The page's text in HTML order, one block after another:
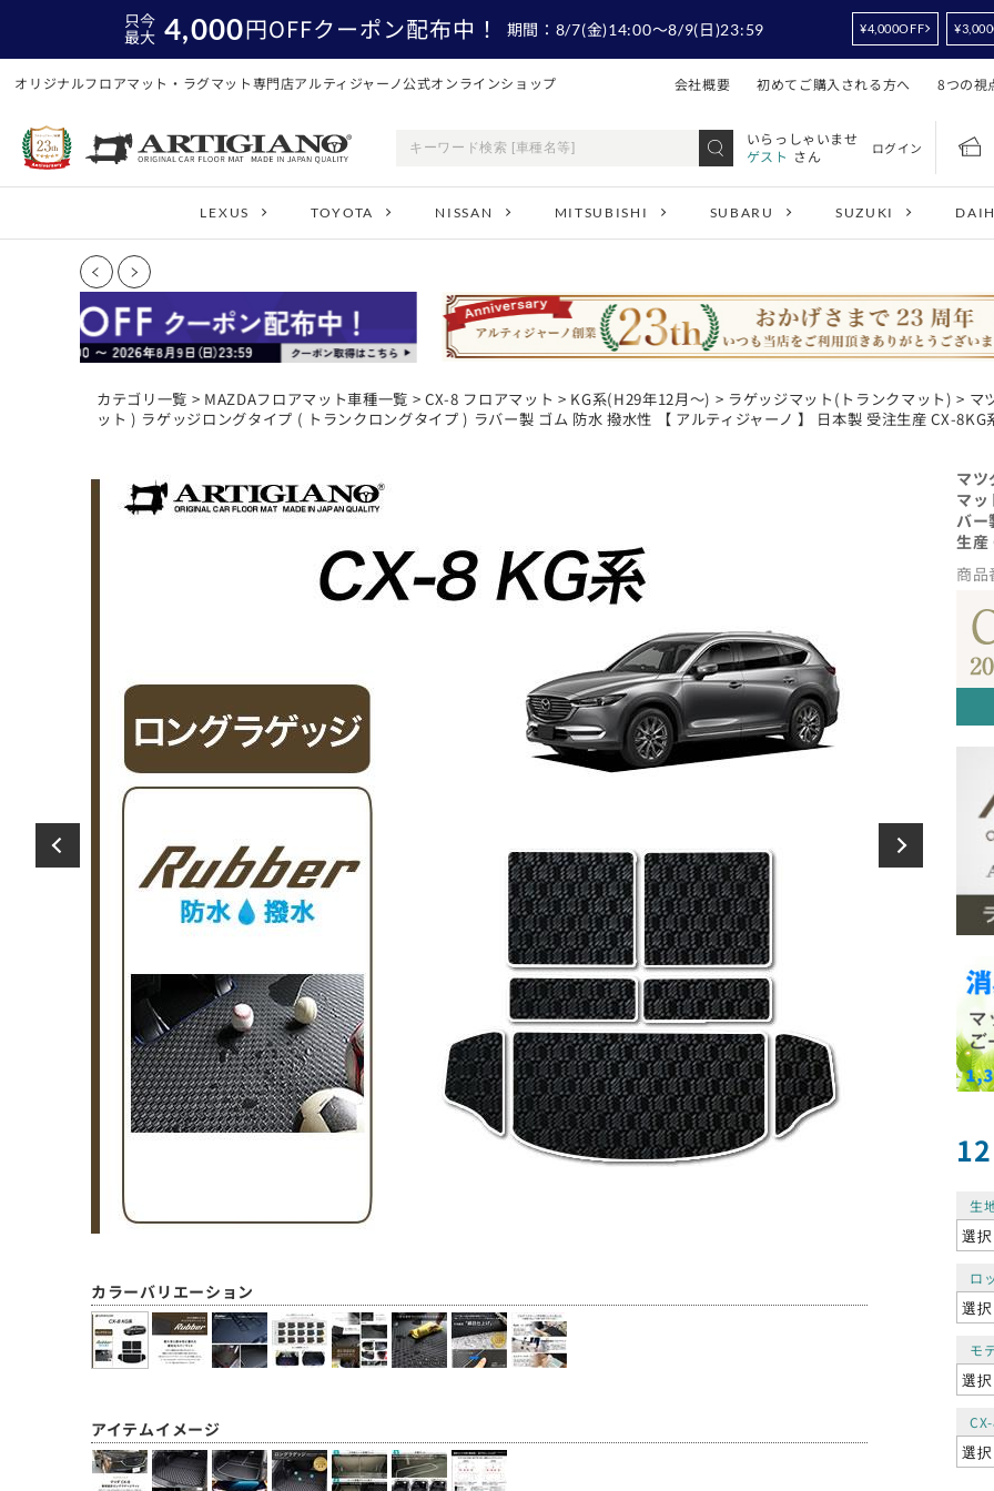
只今
最大 4,000円OFFクーポン配布中！ 期間： 8/7(金)14:00～8/9(日)23:59 ¥4,000OFF
オリジナルフロアマット・ラグマット専門店アルティジャーノ公式オンラインショップ 会社概要 初めてご購入される方へ 8つの視
いらっしゃいませ
ゲスト さん ログイン
LEXUS TOYOTA NISSAN MITSUBISHI SUBARU SUZUKI
カテゴリ一覧 > MAZDAフロアマット車種一覧 > CX-8 フロアマット > KG系(H29年12月～) > ラゲッジマット(トランクマット) > マ
ット ) ラゲッジロングタイプ ( トランクロングタイプ ) ラバー製 ゴム 防水 撥水性 【 アルティジャーノ 】 日本製 受注生産 CX-
マツ
マ
バー
生産
商
生
ロ
モ
カラーバリエーション
アイテムイメージ